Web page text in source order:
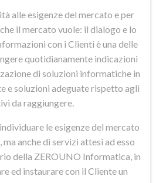
alle esigenze del mercato e per
il mercato vuole: il dialogo e lo
con i Clienti è una delle
quotidianamente indicazioni
di soluzioni informatiche in
e soluzioni adeguate rispetto agli
da raggiungere.
le esigenze del mercato
anche di servizi attesi ad esso
della ZEROUNO Informatica, in
ed instaurare con il Cliente un